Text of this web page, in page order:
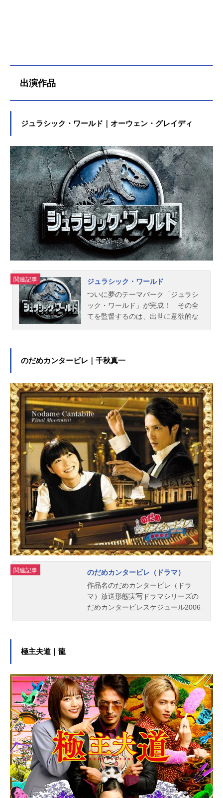
出演作品
ジュラシック・ワールド｜オーウェン・グレイディ
関連記事
ジュラシック・ワールド
ついに夢のテーマパーク「ジュラシ
ック・ワールド」が完成！ その全
てを監督するのは、出世に意欲的な
ビンソン）と11歳のグレイ（タイ・
でいた最中、遺伝子操作で生み出さ
れた大型恐竜インドミナス・レック
スが逃亡し、パーク内は大パニック
に。クレアは、恐竜行動学のエキス
パートで元軍人のオーウェン（クリ
ス・プラット）とともに救出に向か
うが……。作品名ジュラシック・ワ
ールド放送形態実写映画スケジュー
ル2015年8月5日（水）キャストオー
ウェン・グレイディ：クリス・プラ
ット（玉木宏）クレア・ディアリン
グ：ブライス・ダラス・ハワード
（木村佳乃）ヴィック・ホスキン
ス：ヴィンセント・ドノフリオ（石
塚運昇）グレイ・ミッチェル：タ
イ・シンプキンス（松岡茉優）ザッ
ク・ミッチェル：ニック・ロビンソ
ン（内山昂輝）ロウリー・クルーザ
剛生）バリー・センベーヌ：オマー
ル・シー（安元洋貴）ヘンリー・ウ
ー博士：B・D・ウォン（近藤浩徳）
カレン：ジュディ・グリア（魏涼
のだめカンタービレ｜千秋真一
関連記事
のだめカンタービレ（ドラマ）
作品名のだめカンタービレ（ドラ
マ）放送形態実写ドラマシリーズの
だめカンタービレスケジュール2006
ゼマン：竹中直人スタッフ原作：二
ノ宮知子（講談社刊「Kiss」連載）
脚本：衛藤凛音楽：服部隆之音楽監
修：茂木大輔音楽プロデューサー：
外村敬一音楽制作/協力：ソニー・ミ
ュージックエンタテインメント、フ
ジパシフィック音楽出版編成：立松
嗣章プロデュース：若松央樹、清水
一幸演出：武内英樹、川村泰祐、谷
村政樹制作：フジテレビドラマ制作
センター(C)フジテレビ／二ノ宮知子
／講談社 「のだめカンタービレ（ド
極主夫道｜龍